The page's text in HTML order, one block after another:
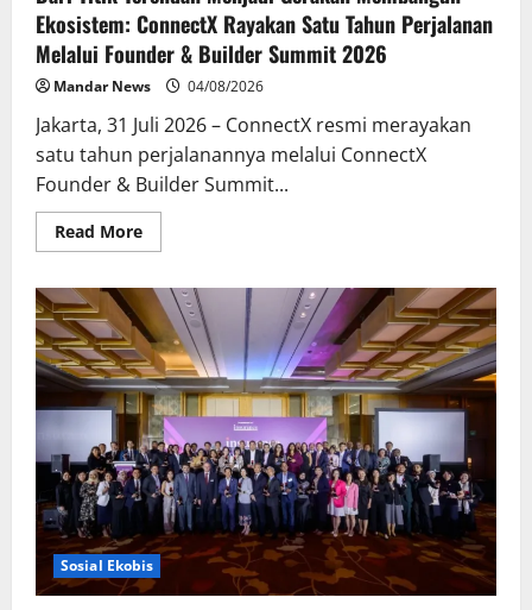
Ekosistem: ConnectX Rayakan Satu Tahun Perjalanan
Melalui Founder & Builder Summit 2026
Mandar News 04/08/2026
Jakarta, 31 Juli 2026 – ConnectX resmi merayakan
satu tahun perjalanannya melalui ConnectX
Founder & Builder Summit...
Read MoreRead
more
Titik
Terendah
Menjadi
Gerakan
Membangun
Ekosistem:
ConnectX
Rayakan
Satu
Tahun
Perjalanan
Melalui
Founder
&
Builder
Summit
2026
Sosial Ekobis